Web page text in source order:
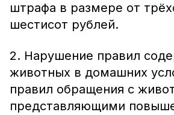
штрафа в размере от
шестисот рублей.
2. Нарушение правил
животных в домашних
правил обращения с
представляющими